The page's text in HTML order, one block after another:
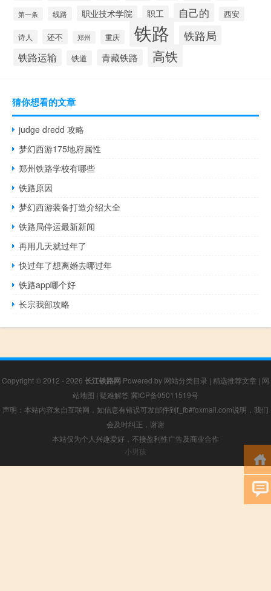
第一条 线路 职业技术学院 职工 自己的 西安
诗人 还不 郑州 重庆 铁路 铁路局
铁路运输 铁道 青藏铁路 高铁
猜你想看的文章
judge dredd 攻略
梦幻西游175地府属性
郑州铁路学校有哪些
铁路原因
梦幻西游装备打造介绍大全
铁路局停运最新新闻
再用几天就过年了
快过年了想离婚去哪过年
铁路app哪个好
长宗我部攻略
Copyright © 2012 - 2026 长江铁路网 Powered by 网站分类目录 | 精选推荐文章 | 网
站地图 | 疑难解答 冀ICP备05011519号
声明：本站内容来自互联网，如信息有错误可发邮件到f_fb#foxmail.com说明，我们
会及时纠正，谢谢
本站仅为个人兴趣爱好，不接盈利性广告及商业合作
小男孩